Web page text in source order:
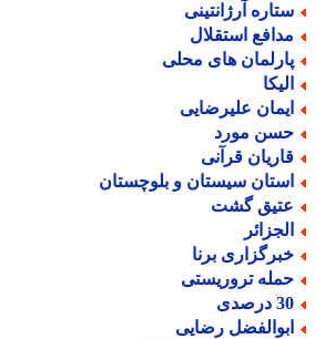
آرژانتینی
استقلال
های محلی
علیرضایی
مورد
قرآنی
سیستان و بلوچستان
گشت
برنا
تروریستی
رضایی